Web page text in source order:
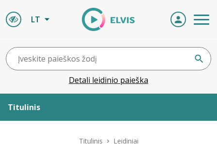
LT
Detali leidinio paieška
Titulinis
Titulinis Leidiniai